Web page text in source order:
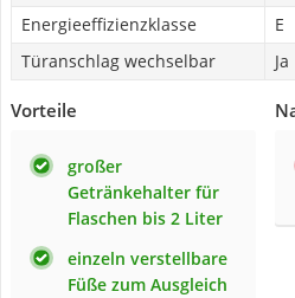
Energieeffizienzklasse
E
Türanschlag wechselbar
Ja
Vorteile
großer
Getränkehalter für
Flaschen bis 2 Liter
einzeln verstellbare
Füße zum Ausgleich